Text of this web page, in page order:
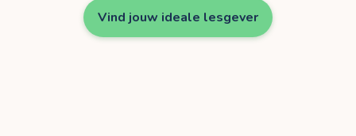
Vind jouw ideale lesgever